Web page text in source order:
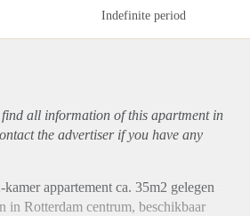
Indefinite period
all information of this apartmentin
the advertiser if you have any
appartement ca. 35m2 gelegen
in Rotterdam centrum, beschikbaar